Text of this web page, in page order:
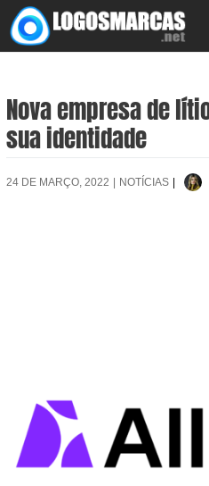
Skip
to
Nova empresa de
sua identidade
24 DE MARÇO, 2022 NOTÍCIAS